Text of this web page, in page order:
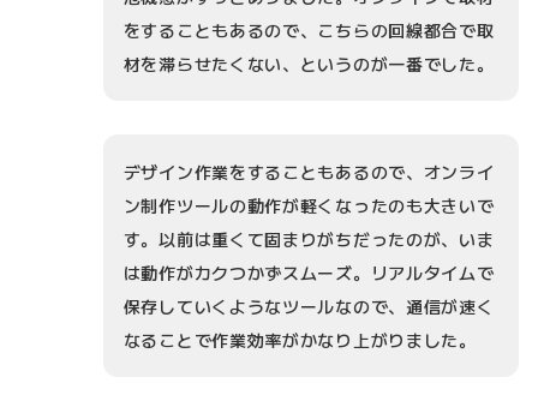
をすることもあるので、こちらの回線都合で取
材を滞らせたくない、というのが一番でした。
デザイン作業をすることもあるので、オンライ
ン制作ツールの動作が軽くなったのも大きいで
す。以前は重くて固まりがちだったのが、いま
は動作がカクつかずスムーズ。リアルタイムで
保存していくようなツールなので、通信が速く
なることで作業効率がかなり上がりました。